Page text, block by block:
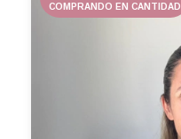
COMPRANDO EN CANTIDAD